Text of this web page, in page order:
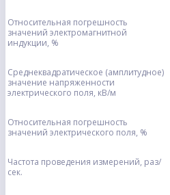
Относительная погрешность
значений электромагнитной
индукции, %
Среднеквадратическое (амплитудное)
значение напряженности
электрического поля, кВ/м
Относительная погрешность
значений электрического поля, %
Частота проведения измерений, раз/
сек.